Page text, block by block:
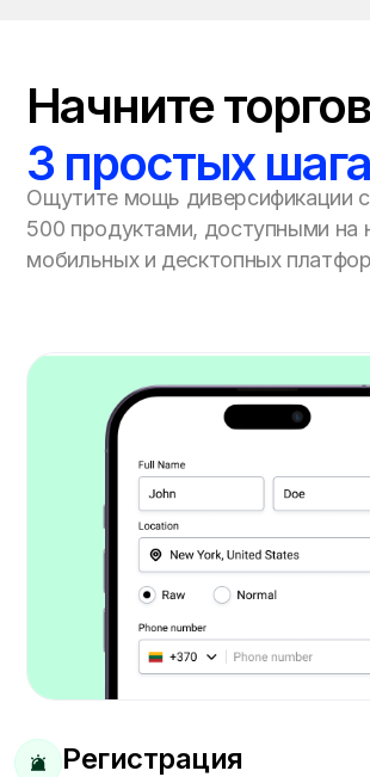
Начните
3 простых шага
Ощутите мощь диверсификации
500 продуктами, доступными на
мобильных и десктопных
Регистрация